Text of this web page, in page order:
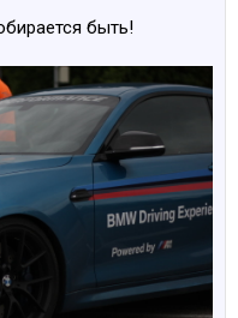
быть!